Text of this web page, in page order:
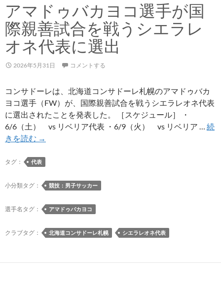
5-
8
位
決
定
ブ
ラ
ウ
ブ
リ
ツ
秋
田
ロ
アマドゥバカヨコ選手が国
際親善試合を戦うシエラレ
オネ代表に選出
2026年5月31日 コメントする
コンサドーレは、北海道コンサドーレ札幌のアマドゥバカ
ヨコ選手（FW）が、国際親善試合を戦うシエラレオネ代表
に選出されたことを発表した。 ［スケジュール］ ・
6/6（土） vs リベリア代表 ・6/9（火） vs リベリア … 続
きを読む ア
ド
バ
ヨ
選
→
タグ： 代表
小分類タグ： 競技：男子サッカー
選手名タグ： アマドゥバカヨコ
クラブタグ： 北海道コンサドーレ札幌 シエラレオネ代表